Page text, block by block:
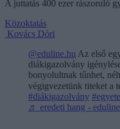
A juttatás 400 ezer rászoruló
Közoktatás
Kovács Dóri
@eduline.hu Az első
diákigazolvány
bonyolultnak tűnhet,
végigvezetünk titeket a
#diákigazolvány
♬ eredeti hang -